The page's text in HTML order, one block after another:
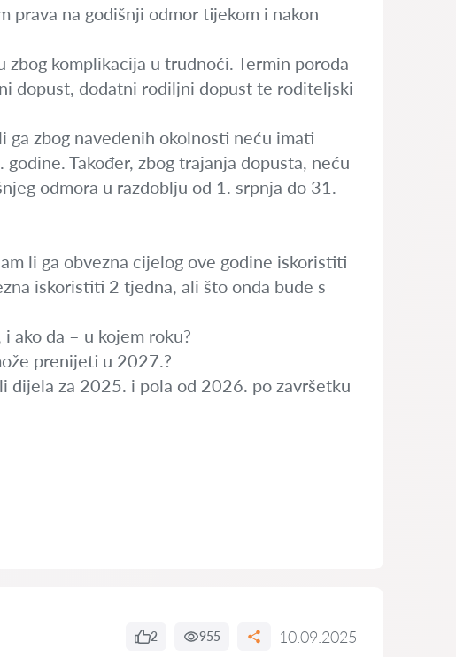
prava na godišnji odmor tijekom i nakon
komplikacija u trudnoći. Termin poroda
dopust, dodatni rodiljni dopust te roditeljski
zbog navedenih okolnosti neću imati
Također, zbog trajanja dopusta, neću
odmora u razdoblju od 1. srpnja do 31.
li ga obvezna cijelog ove godine iskoristiti
iskoristiti 2 tjedna, ali što onda bude s
ako da – u kojem roku?
prenijeti u 2027.?
dijela za 2025. i pola od 2026. po završetku
2 955 10.09.2025